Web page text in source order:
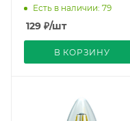
Прозрачная колба
Пласт.360º 500Лм Sky
Uniel
Есть в наличии: 79
129 ₽/шт
В КОРЗИНУ